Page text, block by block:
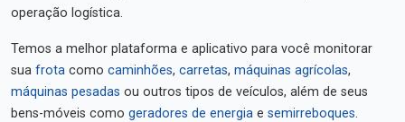
operação logística.
Temos a melhor plataforma e aplicativo para você monitorar
sua frota como caminhões, carretas, máquinas agrícolas,
máquinas pesadas ou outros tipos de veículos, além de seus
bens-móveis como geradores de energia e semirreboques.